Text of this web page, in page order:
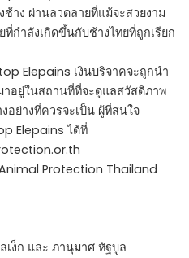
ช้าง ผ่านลวดลายที่แม้จะสวยงาม
กำลังเกิดขึ้นกับช้างไทยที่ถูกเรียก
Elepains เงินบริจาคจะถูกนำ
าอยู่ในสถานที่ที่จะดูแลสวัสดิภาพ
ย่างที่ควรจะเป็น ผู้ที่สนใจ
Elepains ได้ที่
Protection Thailand
เง็ก และ ภานุมาศ หัฐบูล